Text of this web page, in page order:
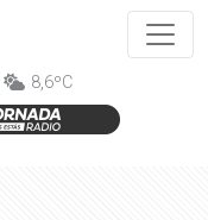
8,6ºC